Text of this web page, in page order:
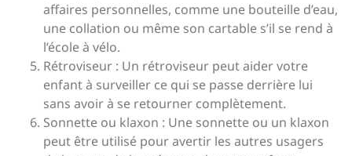
affaires personnelles, comme une bouteille d’eau,
une collation ou même son cartable s’il se rend à
l’école à vélo.
Rétroviseur : Un rétroviseur peut aider votre
enfant à surveiller ce qui se passe derrière lui
sans avoir à se retourner complètement.
Sonnette ou klaxon : Une sonnette ou un klaxon
peut être utilisé pour avertir les autres usagers